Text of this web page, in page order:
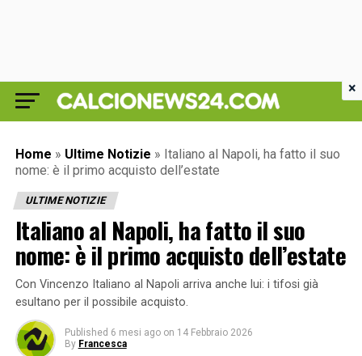
Home » Ultime Notizie » Italiano al Napoli, ha fatto il suo
nome: è il primo acquisto dell’estate
ULTIME NOTIZIE
Italiano al Napoli, ha fatto il suo
nome: è il primo acquisto dell’estate
Con Vincenzo Italiano al Napoli arriva anche lui: i tifosi già
esultano per il possibile acquisto.
Published 6 mesi ago on 14 Febbraio 2026
By Francesca
×